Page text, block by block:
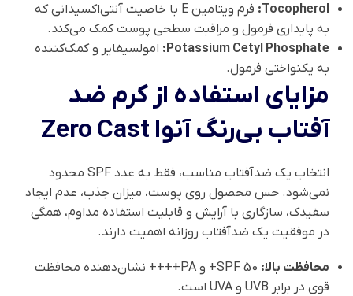
Tocopherol:
فرم ویتامین E با خاصیت آنتی‌اکسیدانی که
به پایداری فرمول و مراقبت سطحی پوست کمک می‌کند.
Potassium Cetyl Phosphate: امولسیفایر و کمک‌کننده
به یکنواختی فرمول.
مزایای استفاده از کرم ضد
آفتاب بی‌رنگ آنوا Zero Cast
انتخاب یک ضدآفتاب مناسب، فقط به عدد SPF محدود
نمی‌شود. حس محصول روی پوست، میزان جذب، عدم ایجاد
سفیدک، سازگاری با آرایش و قابلیت استفاده مداوم، همگی
در موفقیت یک ضدآفتاب روزانه اهمیت دارند.
محافظت بالا:
SPF 50+ و PA++++ نشان‌دهنده محافظت
قوی در برابر UVB و UVA است.